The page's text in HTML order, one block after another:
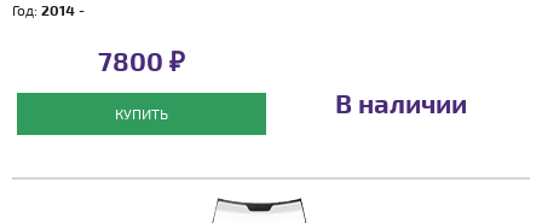
Год: 2014 -
7800 ₽
КУПИТЬ В наличии